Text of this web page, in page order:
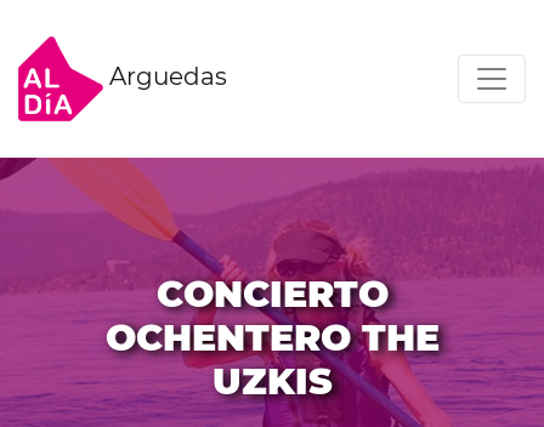
Arguedas
CONCIERTO
OCHENTERO THE
UZKIS